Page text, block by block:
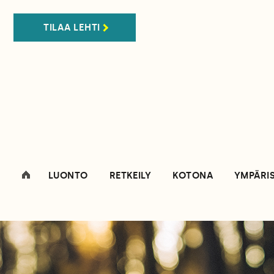
TILAA LEHTI
LUONTO RETKEILY KOTONA